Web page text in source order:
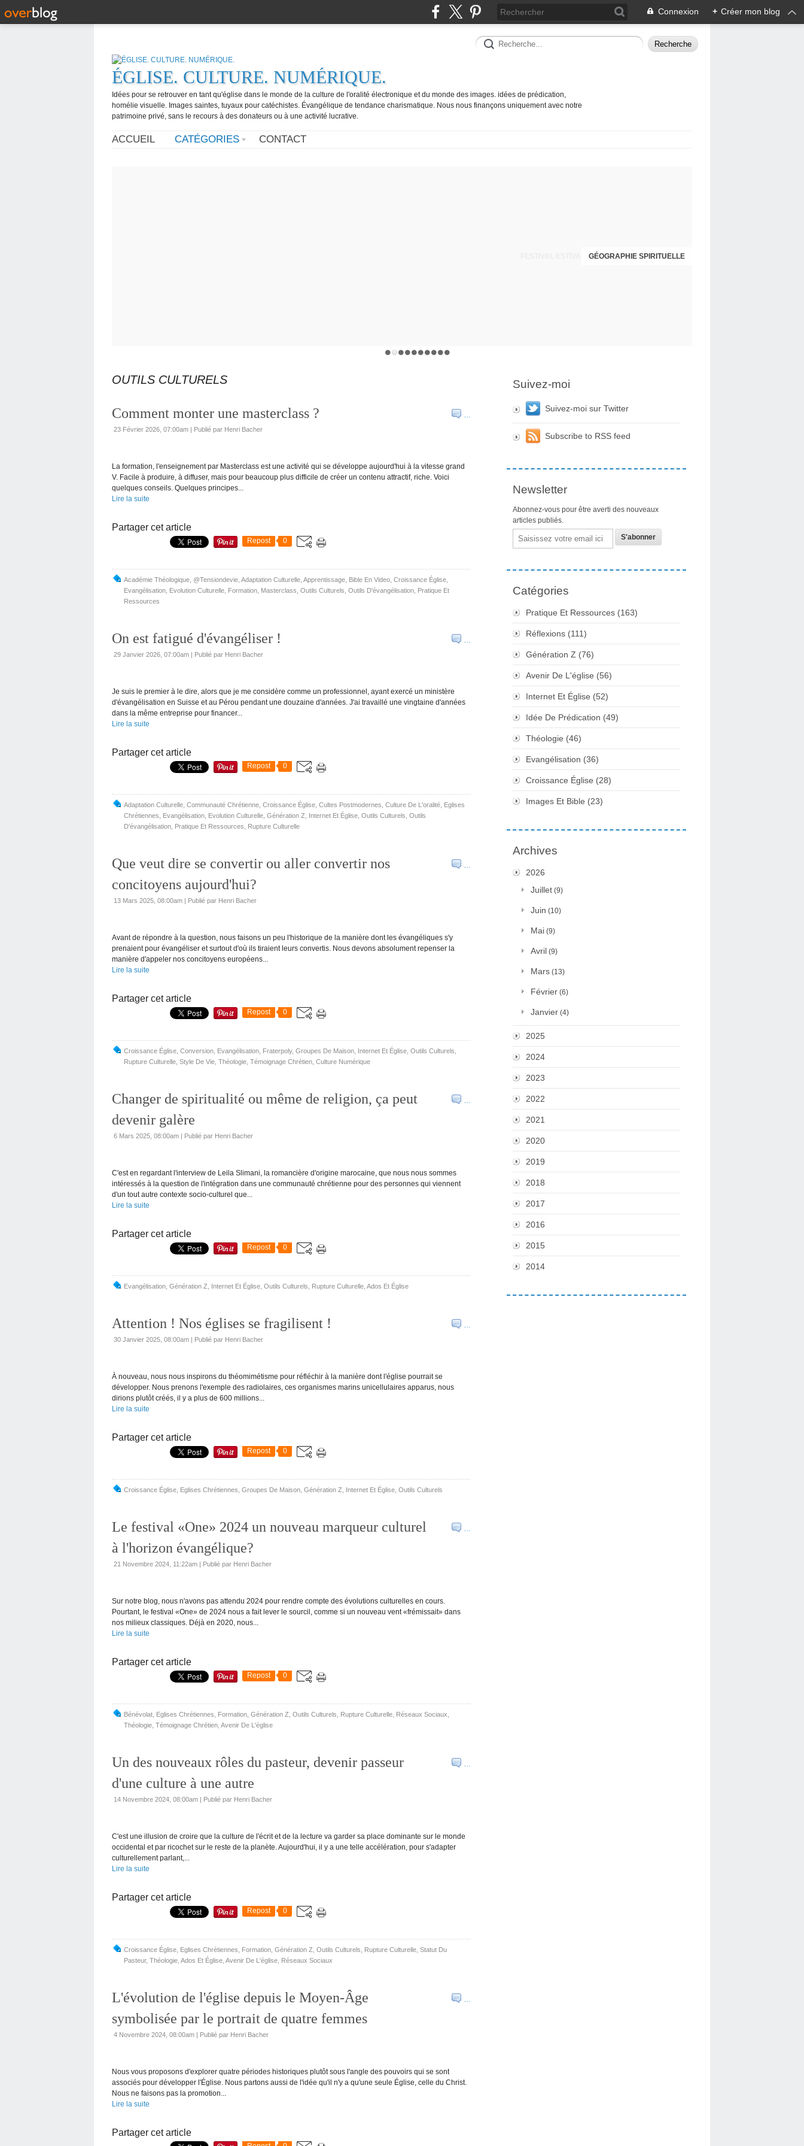
Connexion + Créer mon blog
ÉGLISE. CULTURE. NUMÉRIQUE.
Idées pour se retrouver en tant qu'église dans le monde de la culture de l'oralité électronique et du monde des images. idées de prédication,
homélie visuelle. Images saintes, tuyaux pour catéchistes. Évangélique de tendance charismatique. Nous nous finançons uniquement avec notre
patrimoine privé, sans le recours à des donateurs ou à une activité lucrative.
ACCUEIL CATÉGORIES CONTACT
GÉOGRAPHIE SPIRITUELLE
OUTILS CULTURELS
…
Comment monter une masterclass ?
23 Février 2026, 07:00am | Publié par Henri Bacher
La formation, l'enseignement par Masterclass est une activité qui se développe aujourd'hui à la vitesse grand
V. Facile à produire, à diffuser, mais pour beaucoup plus difficile de créer un contenu attractif, riche. Voici
quelques conseils. Quelques principes...
Lire la suite
Partager cet article
Repost 0
Académie Théologique @tensiondevie Adaptation Culturelle Apprentissage Bible En Video Croissance Église
Evangélisation Evolution Culturelle Formation Masterclass Outils Culturels Outils D'évangélisation Pratique Et
Ressources
…
On est fatigué d'évangéliser !
29 Janvier 2026, 07:00am | Publié par Henri Bacher
Je suis le premier à le dire, alors que je me considère comme un professionnel, ayant exercé un ministère
d'évangélisation en Suisse et au Pérou pendant une douzaine d'années. J'ai travaillé une vingtaine d'années
dans la même entreprise pour financer...
Lire la suite
Partager cet article
Repost 0
Adaptation Culturelle Communauté Chrétienne Croissance Église Cultes Postmodernes Culture De L'oralité Eglises
Chrétiennes
Evangélisation Evolution Culturelle Génération Z Internet Et Église Outils Culturels Outils
D'évangélisation Pratique Et Ressources Rupture Culturelle
…
Que veut dire se convertir ou aller convertir nos
concitoyens aujourd'hui?
13 Mars 2025, 08:00am | Publié par Henri Bacher
Avant de répondre à la question, nous faisons un peu l'historique de la manière dont les évangéliques s'y
prenaient pour évangéliser et surtout d'où ils tiraient leurs convertis. Nous devons absolument repenser la
manière d'appeler nos concitoyens européens...
Lire la suite
Partager cet article
Repost 0
Croissance Église Conversion Evangélisation Fraterpoly, Groupes De Maison Internet Et Église Outils Culturels
Rupture Culturelle Style De Vie Théologie Témoignage Chrétien Culture Numérique
…
Changer de spiritualité ou même de religion, ça peut
devenir galère
6 Mars 2025, 08:00am | Publié par Henri Bacher
C'est en regardant l'interview de Leila Slimani, la romancière d'origine marocaine, que nous nous sommes
intéressés à la question de l'intégration dans une communauté chrétienne pour des personnes qui viennent
d'un tout autre contexte socio-culturel que...
Lire la suite
Partager cet article
Repost 0
Evangélisation Génération Z Internet Et Église Outils Culturels Rupture Culturelle Ados Et Église
…
Attention ! Nos églises se fragilisent !
30 Janvier 2025, 08:00am | Publié par Henri Bacher
À nouveau, nous nous inspirons du théomimétisme pour réfléchir à la manière dont l'église pourrait se
développer. Nous prenons l'exemple des radiolaires, ces organismes marins unicellulaires apparus, nous
dirions plutôt créés, il y a plus de 600 millions...
Lire la suite
Partager cet article
Repost 0
Croissance Église Eglises Chrétiennes Groupes De Maison Génération Z Internet Et Église Outils Culturels
…
Le festival «One» 2024 un nouveau marqueur culturel
à l'horizon évangélique?
21 Novembre 2024, 11:22am | Publié par Henri Bacher
Sur notre blog, nous n'avons pas attendu 2024 pour rendre compte des évolutions culturelles en cours.
Pourtant, le festival «One» de 2024 nous a fait lever le sourcil, comme si un nouveau vent «frémissait» dans
nos milieux classiques. Déjà en 2020, nous...
Lire la suite
Partager cet article
Repost 0
Bénévolat Eglises Chrétiennes Formation Génération Z Outils Culturels Rupture Culturelle Réseaux Sociaux
Théologie Témoignage Chrétien Avenir De L'église
…
Un des nouveaux rôles du pasteur, devenir passeur
d'une culture à une autre
14 Novembre 2024, 08:00am | Publié par Henri Bacher
C'est une illusion de croire que la culture de l'écrit et de la lecture va garder sa place dominante sur le monde
occidental et par ricochet sur le reste de la planète. Aujourd'hui, il y a une telle accélération, pour s'adapter
culturellement parlant,...
Lire la suite
Partager cet article
Repost 0
Croissance Église Eglises Chrétiennes Formation Génération Z Outils Culturels Rupture Culturelle Statut Du
Pasteur, Théologie Ados Et Église Avenir De L'église Réseaux Sociaux
…
L'évolution de l'église depuis le Moyen-Âge
symbolisée par le portrait de quatre femmes
4 Novembre 2024, 08:00am | Publié par Henri Bacher
Nous vous proposons d'explorer quatre périodes historiques plutôt sous l'angle des pouvoirs qui se sont
associés pour développer l'Église. Nous partons aussi de l'idée qu'il n'y a qu'une seule Église, celle du Christ.
Nous ne faisons pas la promotion...
Lire la suite
Partager cet article
Suivez-moi
Suivez-moi sur Twitter
Subscribe to RSS feed
Newsletter
Abonnez-vous pour être averti des nouveaux
articles publiés.
Email
Catégories
Pratique Et Ressources (163)
Réflexions (111)
Génération Z (76)
Avenir De L'église (56)
Internet Et Église (52)
Idée De Prédication (49)
Théologie (46)
Evangélisation (36)
Croissance Église (28)
Images Et Bible (23)
Archives
2026
Juillet (9)
Juin (10)
Mai (9)
Avril (9)
Mars (13)
Février (6)
Janvier (4)
2025
2024
2023
2022
2021
2020
2019
2018
2017
2016
2015
2014